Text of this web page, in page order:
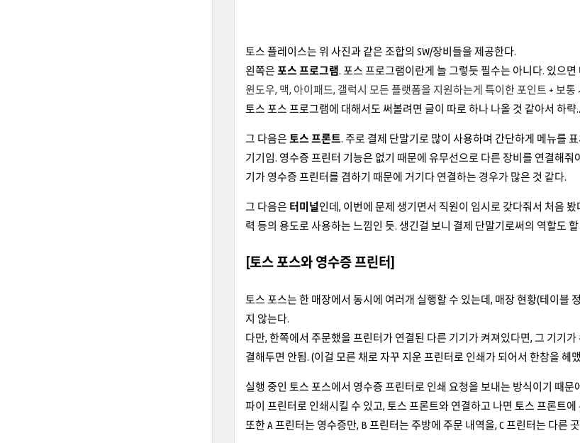
토스 플레이스는 위 사진과 같은 조합의 SW/장비들을 제공한다.
왼쪽은 포스 프로그램. 포스 프로그램이란게 늘 그렇듯 필수는 아니다. 있으
윈도우, 맥, 아이패드, 갤럭시 모든 플랫폼을 지원하는게 특이한 포인트 + 보
토스 포스 프로그램에 대해서도 써볼려면 글이 따로 하나 나올 것 같아서 하략
그 다음은 토스 프론트. 주로 결제 단말기로 많이 사용하며 간단하게 메뉴를
기기임. 영수증 프린터 기능은 없기 때문에 유무선으로 다른 장비를 연결해
기가 영수증 프린터를 겸하기 때문에 거기다 연결하는 경우가 많은 것 같다.
그 다음은 터미널인데, 이번에 문제 생기면서 직원이 임시로 갖다줘서 처음
력 등의 용도로 사용하는 느낌인 듯. 생긴걸 보니 결제 단말기로써의 역할도 할
[토스 포스와 영수증 프린터]
토스 포스는 한 매장에서 동시에 여러개 실행할 수 있는데, 매장 현황(테이블
지 않는다.
다만, 한쪽에서 주문했을 프린터가 연결된 다른 기기가 켜져있다면, 그 기기
결해두면 안됨. (이걸 모른 채로 자꾸 지운 프린터로 인쇄가 되어서 한참을 헤
실행 중인 토스 포스에서 영수증 프린터로 인쇄 요청을 보내는 방식이기 때
파이 프린터로 인쇄시킬 수 있고, 토스 프론트와 연결하고 나면 토스 프론트
또한 A 프린터는 영수증만, B 프린터는 주방에 주문 내역을, C 프린터는 다른